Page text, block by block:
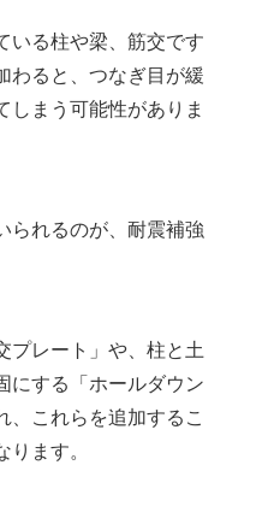
いる柱や梁、筋交です
わると、つなぎ目が緩
しまう可能性がありま
られるのが、耐震補強
プレート」や、柱と土
にする「ホールダウン
、これらを追加するこ
ます。